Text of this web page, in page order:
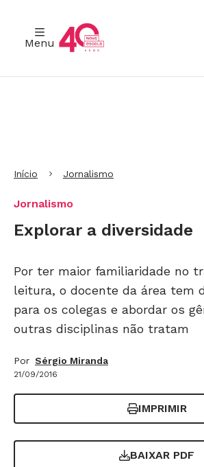
Menu
Início Jornalismo
Jornalismo
Explorar a diversidade
Por ter maior familiaridade no
leitura, o docente da área tem
para os colegas e abordar os
outras disciplinas não tratam
Por Sérgio Miranda
21/09/2016
IMPRIMIR
BAIXAR PDF